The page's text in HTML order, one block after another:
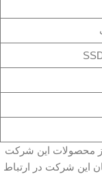
محصولات این شرکت
این شرکت در ارتباط